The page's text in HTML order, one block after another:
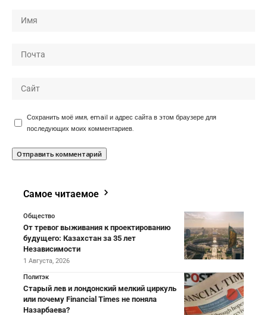
Сохранить моё имя, email и адрес сайта в этом браузере для
последующих моих комментариев.
Самое читаемое
Общество
От тревог выживания к проектированию
будущего: Казахстан за 35 лет
Независимости
1 Августа, 2026
Политэк
Старый лев и лондонский мелкий циркуль
или почему Financial Times не поняла
Назарбаева?